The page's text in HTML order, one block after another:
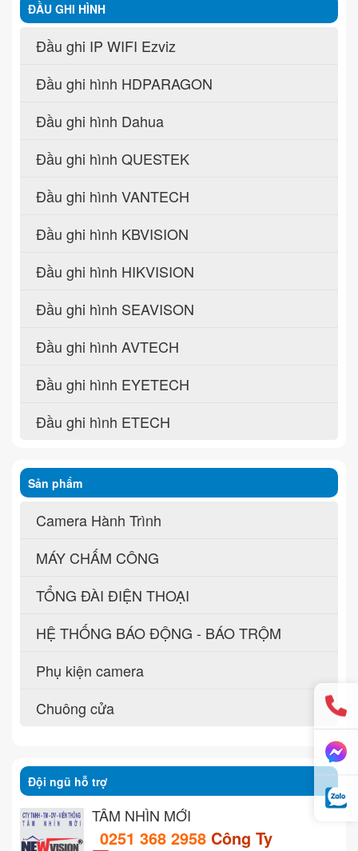
ĐẦU GHI HÌNH
Đầu ghi IP WIFI Ezviz
Đầu ghi hình HDPARAGON
Đầu ghi hình Dahua
Đầu ghi hình QUESTEK
Đầu ghi hình VANTECH
Đầu ghi hình KBVISION
Đầu ghi hình HIKVISION
Đầu ghi hình SEAVISON
Đầu ghi hình AVTECH
Đầu ghi hình EYETECH
Đầu ghi hình ETECH
Sản phẩm
Camera Hành Trình
MÁY CHẤM CÔNG
TỔNG ĐÀI ĐIỆN THOẠI
HỆ THỐNG BÁO ĐỘNG - BÁO TRỘM
Phụ kiện camera
Chuông cửa
Đội ngũ hỗ trợ
TẦM NHÌN MỚI
0251 368 2958 Công Ty